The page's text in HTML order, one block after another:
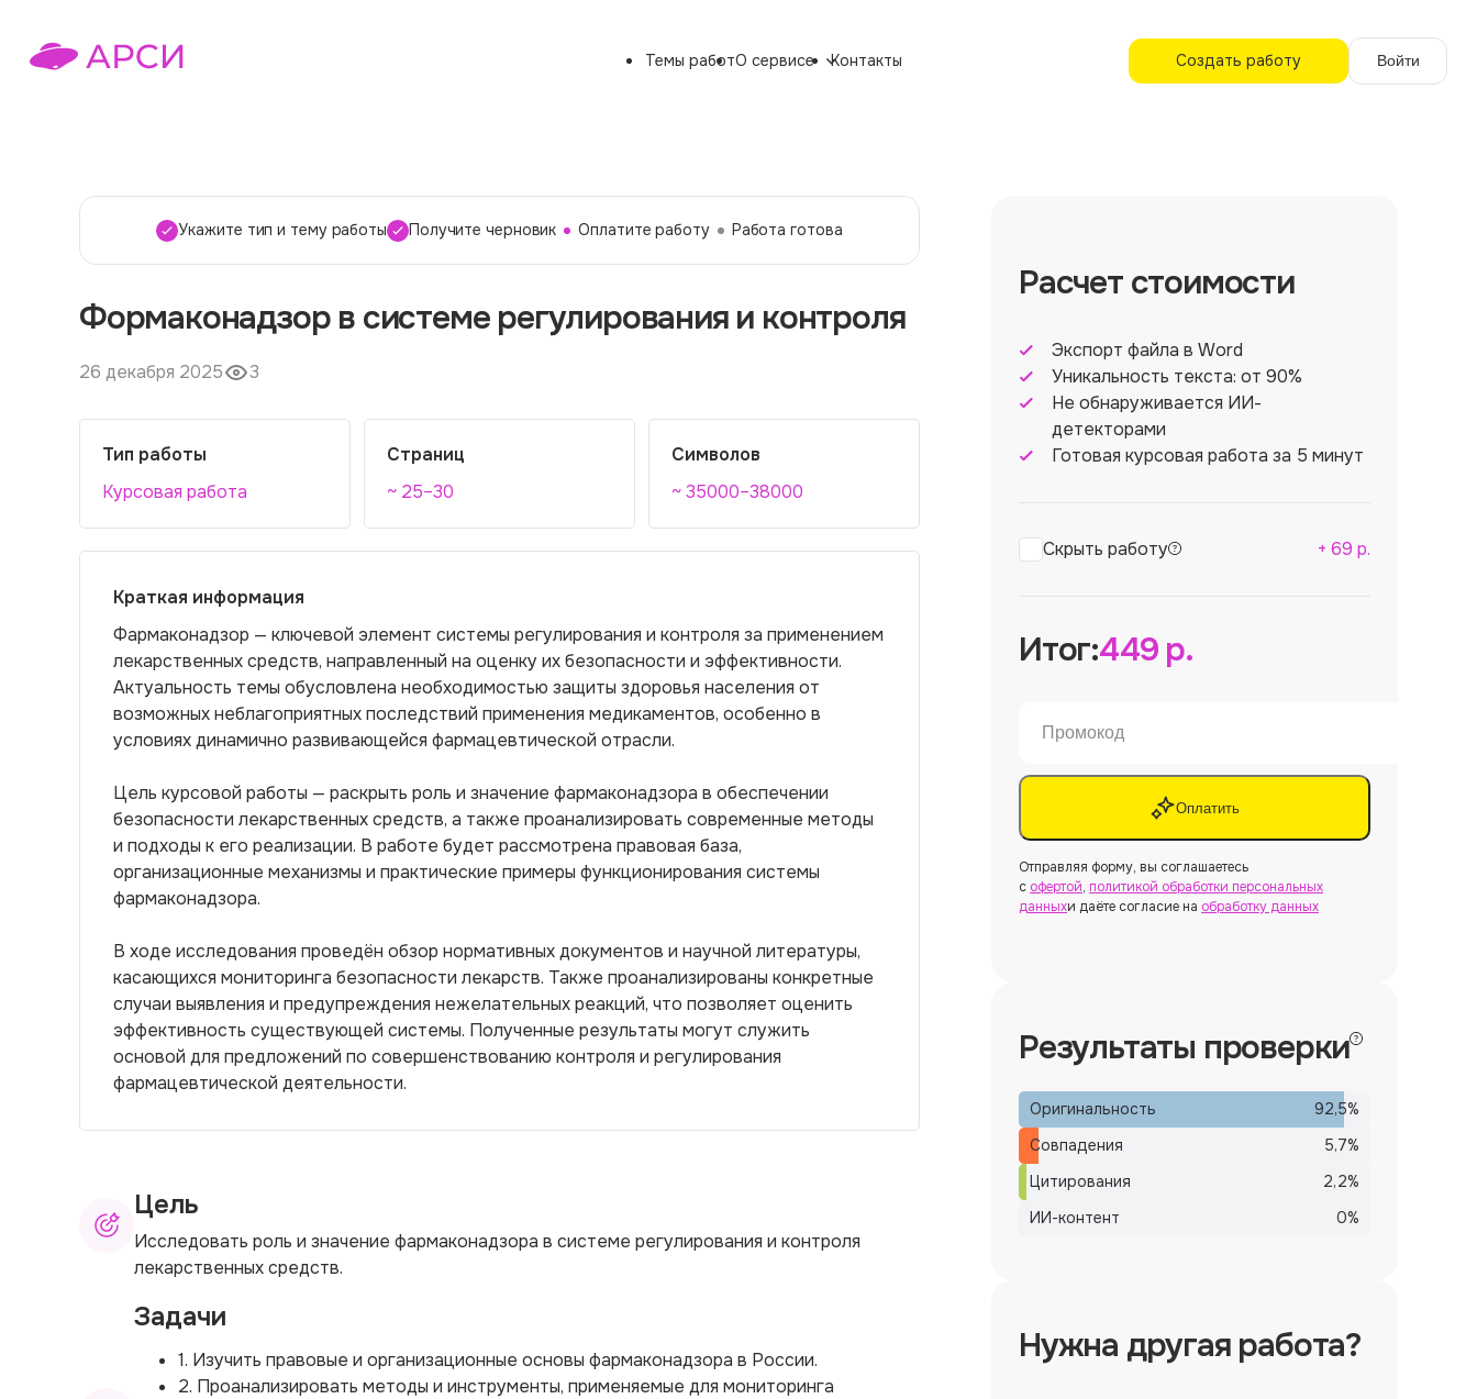
Темы работО сервисе Контакты Создать работу Войти
Укажите тип и тему работы Получите черновик Оплатите работу Работа готова
Формаконадзор в системе регулирования и контроля
26 декабря 2025 3
Тип работы
Курсовая работа
Страниц
~ 25–30
Символов
~ 35000–38000
Краткая информация
Фармаконадзор — ключевой элемент системы регулирования и контроля за применением
лекарственных средств, направленный на оценку их безопасности и эффективности.
Актуальность темы обусловлена необходимостью защиты здоровья населения от
возможных неблагоприятных последствий применения медикаментов, особенно в
условиях динамично развивающейся фармацевтической отрасли.
Цель курсовой работы — раскрыть роль и значение фармаконадзора в обеспечении
безопасности лекарственных средств, а также проанализировать современные методы
и подходы к его реализации. В работе будет рассмотрена правовая база,
организационные механизмы и практические примеры функционирования системы
фармаконадзора.
В ходе исследования проведён обзор нормативных документов и научной литературы,
касающихся мониторинга безопасности лекарств. Также проанализированы конкретные
случаи выявления и предупреждения нежелательных реакций, что позволяет оценить
эффективность существующей системы. Полученные результаты могут служить
основой для предложений по совершенствованию контроля и регулирования
фармацевтической деятельности.
Цель
Исследовать роль и значение фармаконадзора в системе регулирования и контроля
лекарственных средств.
Задачи
1. Изучить правовые и организационные основы фармаконадзора в России.
2. Проанализировать методы и инструменты, применяемые для мониторинга
Расчет стоимости
Экспорт файла в Word
Уникальность текста: от 90%
Не обнаруживается ИИ-
детекторами
Готовая курсовая работа за 5 минут
Скрыть работу + 69 р.
Итог:449р.
Оплатить
Отправляя форму, вы соглашаетесь
с офертой, политикой обработки персональных
данныхи даёте согласие на обработку данных
Результаты проверки
Оригинальность 92,5%
Совпадения
5,7%
Цитирования
2,2%
ИИ-контент
0%
Нужна другая работа?